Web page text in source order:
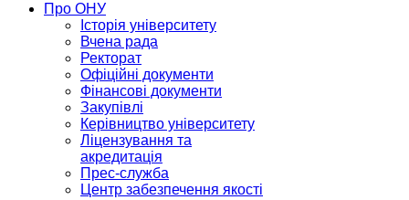
Про ОНУ
Історія університету
Вчена рада
Ректорат
Офіційні документи
Фінансові документи
Закупівлі
Керівництво університету
Ліцензування та
акредитація
Прес-служба
Центр забезпечення якості